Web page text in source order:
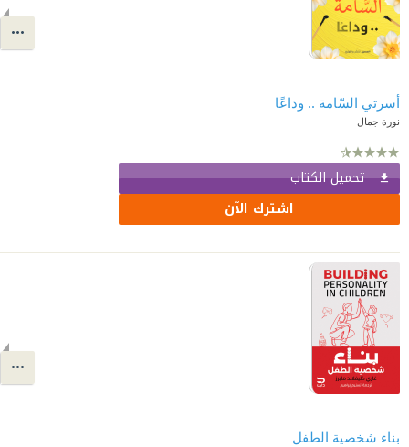
أسرتي السّامة .. وداعًا
نورة جمال
تحميل الكتاب
اشترك الآن
بناء شخصية الطفل